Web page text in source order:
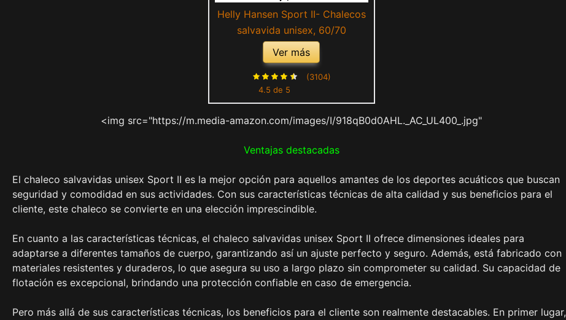
Helly Hansen Sport II- Chalecos
salvavida unisex, 60/70
Ver más
4.5 de 5
(3104)
<img src="https://m.media-amazon.com/images/I/918qB0d0AHL._AC_UL400_.jpg"
Ventajas destacadas
El chaleco salvavidas unisex Sport II es la mejor opción para aquellos amantes de los deportes acuáticos que buscan
seguridad y comodidad en sus actividades. Con sus características técnicas de alta calidad y sus beneficios para el
cliente, este chaleco se convierte en una elección imprescindible.
En cuanto a las características técnicas, el chaleco salvavidas unisex Sport II ofrece dimensiones ideales para
adaptarse a diferentes tamaños de cuerpo, garantizando así un ajuste perfecto y seguro. Además, está fabricado con
materiales resistentes y duraderos, lo que asegura su uso a largo plazo sin comprometer su calidad. Su capacidad de
flotación es excepcional, brindando una protección confiable en caso de emergencia.
Pero más allá de sus características técnicas, los beneficios para el cliente son realmente destacables. En primer lugar,